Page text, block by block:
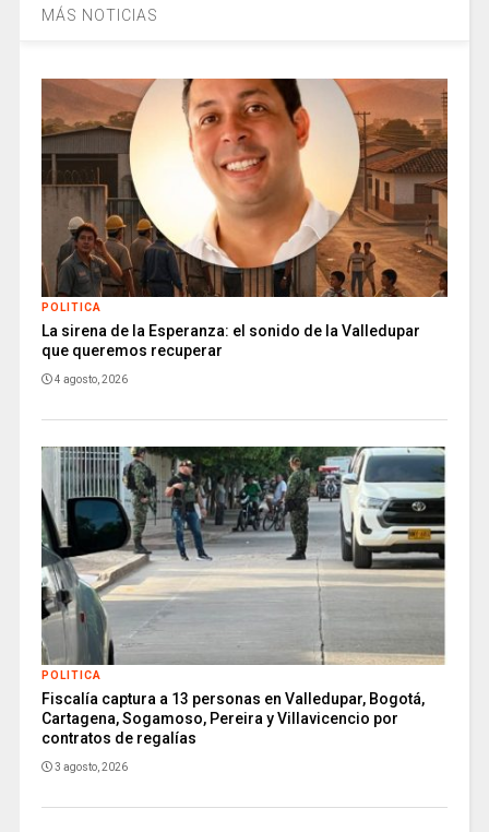
MÁS NOTICIAS
POLITICA
La sirena de la Esperanza: el sonido de la Valledupar
que queremos recuperar
4 agosto, 2026
POLITICA
Fiscalía captura a 13 personas en Valledupar, Bogotá,
Cartagena, Sogamoso, Pereira y Villavicencio por
contratos de regalías
3 agosto, 2026